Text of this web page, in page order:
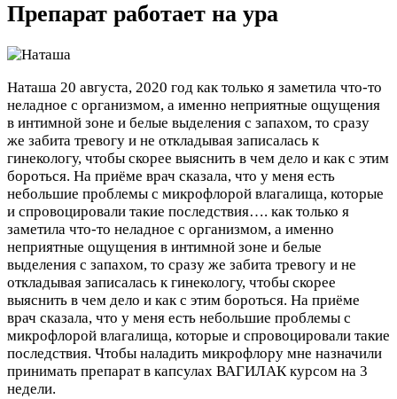
Препарат работает на ура
Наташа 20 августа, 2020 год как только я заметила что-то
неладное с организмом, а именно неприятные ощущения
в интимной зоне и белые выделения с запахом, то сразу
же забита тревогу и не откладывая записалась к
гинекологу, чтобы скорее выяснить в чем дело и как с этим
бороться. На приёме врач сказала, что у меня есть
небольшие проблемы с микрофлорой влагалища, которые
и спровоцировали такие последствия…. как только я
заметила что-то неладное с организмом, а именно
неприятные ощущения в интимной зоне и белые
выделения с запахом, то сразу же забита тревогу и не
откладывая записалась к гинекологу, чтобы скорее
выяснить в чем дело и как с этим бороться. На приёме
врач сказала, что у меня есть небольшие проблемы с
микрофлорой влагалища, которые и спровоцировали такие
последствия. Чтобы наладить микрофлору мне назначили
принимать препарат в капсулах ВАГИЛАК курсом на 3
недели.